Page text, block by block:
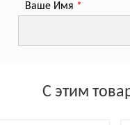
Ваше Имя *
С этим